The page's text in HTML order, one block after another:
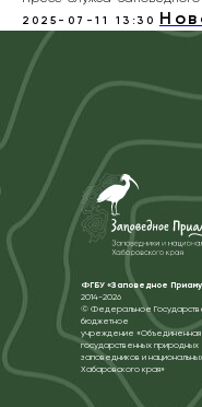
2025-07-11 13:30
ФГБУ «Заповедное
2014-2026
© Федеральное
бюджетное
учреждение «Объединенная
государственных природных
заповедников и
Хабаровского края»